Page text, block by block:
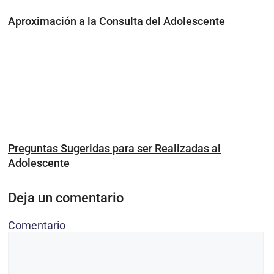
Aproximación a la Consulta del Adolescente
Preguntas Sugeridas para ser Realizadas al
Adolescente
Deja un comentario
Comentario